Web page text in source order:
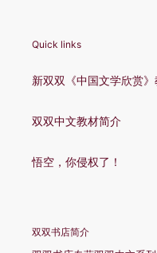
Quick links
新双双《中国文学欣赏
双双中文教材简介
悟空，你侵权了！
双双书店简介